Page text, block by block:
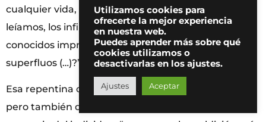
cualquier vida, las lenguas que hablábamos y
leíamos, los infinitos nombres almacenados, de
conocidos imprescindibles y de desconocidos
superfluos (…)?”, añadía.
Esa repentina o lenta ausencia, que es de personas,
pero también de objetos y saberes atesorados en la
Utilizamos cookies para
ofrecerte la mejor experiencia
en nuestra web.
Puedes aprender más sobre qué
cookies utilizamos o
desactivarlas en los ajustes.
Ajustes Aceptar